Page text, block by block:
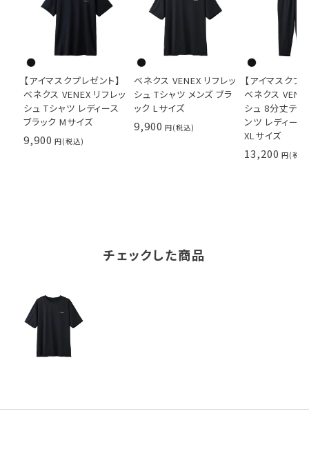
【アイマスクプレゼント】
ベネクス VENEX リフレッ
シュ Tシャツ レディース
ブラック Mサイズ
9,900
ベネクス VENEX リフレッ
シュ Tシャツ メンズ ブラ
ック Lサイズ
9,900
【アイマスクプ
ベネクス
シュ 8分丈テ
ンツ レディース
XLサイズ
13,200
チェックした商品